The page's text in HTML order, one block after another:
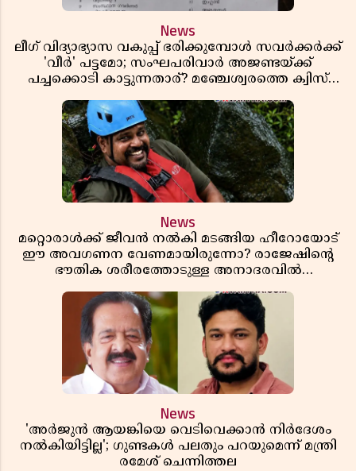
News
ലീഗ് വിദ്യാഭ്യാസ വകുപ്പ് ഭരിക്കുമ്പോൾ സവർക്കർക്ക്
'വീർ' പട്ടമോ; സംഘപരിവാർ അജണ്ടയ്ക്ക്
പച്ചക്കൊടി കാട്ടുന്നതാര്? മഞ്ചേശ്വരത്തെ ക്വിസ്
News
മറ്റൊരാൾക്ക് ജീവൻ നൽകി മടങ്ങിയ ഹീറോയോട്
ഈ അവഗണന വേണമായിരുന്നോ? രാജേഷിൻ്റെ
ഭൗതിക ശരീരത്തോടുള്ള അനാദരവിൽ
News
'അർജുൻ ആയങ്കിയെ വെടിവെക്കാൻ നിർദേശം
നൽകിയിട്ടില്ല'; ഗുണ്ടകൾ പലതും പറയുമെന്ന് മന്ത്രി
രമേശ് ചെന്നിത്തല